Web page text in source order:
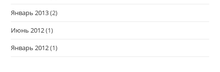
Январь 2013(2)
Июнь 2012(1)
Январь 2012(1)